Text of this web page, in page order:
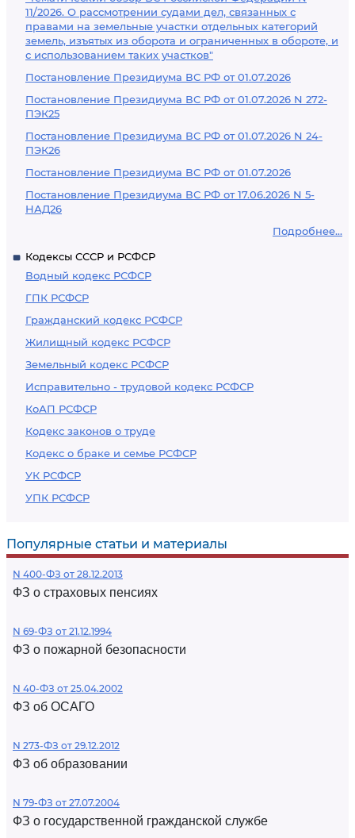
11/2026. О рассмотрении судами дел, связанных с
правами на земельные участки отдельных категорий
земель, изъятых из оборота и ограниченных в обороте, и
с использованием таких участков"
Постановление Президиума ВС РФ от 01.07.2026
Постановление Президиума ВС РФ от 01.07.2026 N 272-
ПЭК25
Постановление Президиума ВС РФ от 01.07.2026 N 24-
ПЭК26
Постановление Президиума ВС РФ от 01.07.2026
Постановление Президиума ВС РФ от 17.06.2026 N 5-
НАД26
Подробнее...
Кодексы СССР и РСФСР
Водный кодекс РСФСР
ГПК РСФСР
Гражданский кодекс РСФСР
Жилищный кодекс РСФСР
Земельный кодекс РСФСР
Исправительно - трудовой кодекс РСФСР
КоАП РСФСР
Кодекс законов о труде
Кодекс о браке и семье РСФСР
УК РСФСР
УПК РСФСР
Популярные статьи и материалы
N 400-ФЗ от 28.12.2013
ФЗ о страховых пенсиях
N 69-ФЗ от 21.12.1994
ФЗ о пожарной безопасности
N 40-ФЗ от 25.04.2002
ФЗ об ОСАГО
N 273-ФЗ от 29.12.2012
ФЗ об образовании
N 79-ФЗ от 27.07.2004
ФЗ о государственной гражданской службе